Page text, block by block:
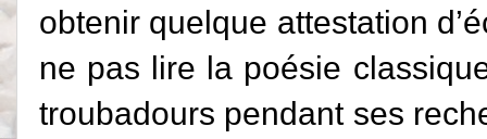
obtenir quelque attestation
ne pas lire la poésie
troubadours pendant ses